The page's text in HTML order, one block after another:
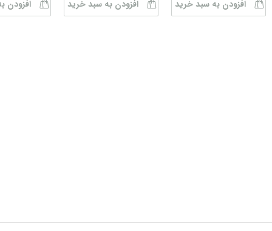
افزودن به سبد خرید افزودن به سبد خرید افزودن